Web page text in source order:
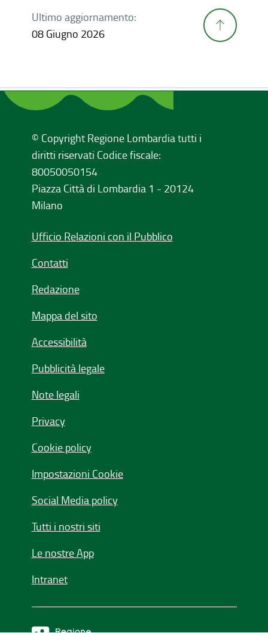
Ultimo aggiornamento:
08 Giugno 2026
© Copyright Regione Lombardia tutti i
diritti riservati Codice fiscale:
80050050154
Piazza Città di Lombardia 1 - 20124
Milano
Ufficio Relazioni con il Pubblico
Contatti
Redazione
Mappa del sito
Accessibilità
Pubblicità legale
Note legali
Privacy
Cookie policy
Impostazioni Cookie
Social Media policy
Tutti i nostri siti
Le nostre App
Intranet